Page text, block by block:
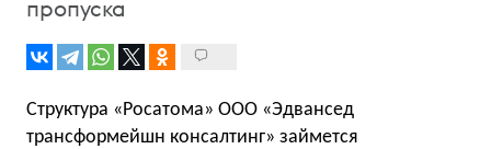
пропуска
Структура «Росатома» ООО «Эдвансед
трансформейшн консалтинг» займется